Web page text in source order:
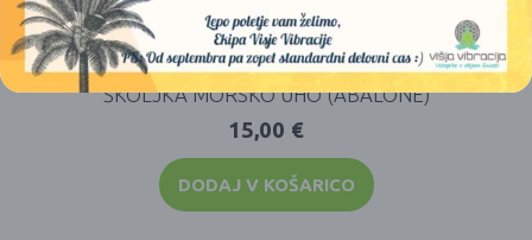
ŠKOLJKA MORSKO UHO (ABALONE)
15,00 €
DODAJ V KOŠARICO